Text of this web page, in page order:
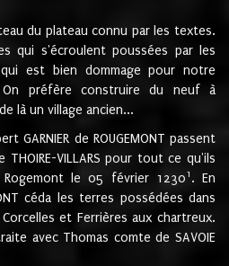
du plateau connu par les textes.
qui s'écroulent poussées par les
est bien dommage pour notre
préfère construire du neuf à
là un village ancien...
GARNIER de ROUGEMONT passent
VILLARS pour tout ce qu'ils
le 05 février 12301 . En
céda les terres possédées dans
et Ferrières aux chartreux.
avec Thomas comte de SAVOIE